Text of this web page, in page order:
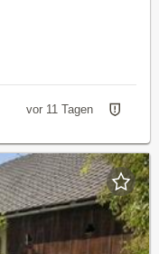
vor 11 Tagen